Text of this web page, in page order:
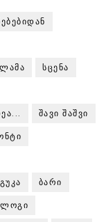
ᲡᲪᲔᲜᲐ
ᲨᲐᲕᲘ ᲨᲐᲨᲕᲘ
ᲑᲐᲠᲘ